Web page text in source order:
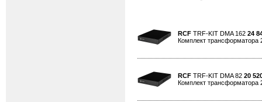
RCF TRF-KIT DMA 162 24
Комплект трансформатора
RCF TRF-KIT DMA 82 20
Комплект трансформатора